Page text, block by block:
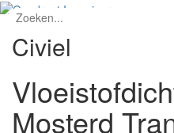
Civiel
Mosterd